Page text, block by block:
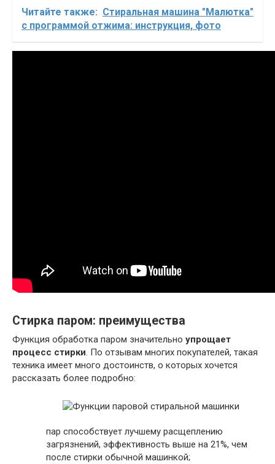
Читайте также: Стиральная машина "Малютка"
с программой отжима: инструкция, фото
Стирка паром: преимущества
Функция обработка паром значительно упрощает
процесс стирки. По отзывам многих покупателей, такая
техника имеет много достоинств, о которых хочется
рассказать более подробно:
пар способствует лучшему расщеплению
загрязнений, эффективность выше на 21%, чем
после стирки обычной машинкой;